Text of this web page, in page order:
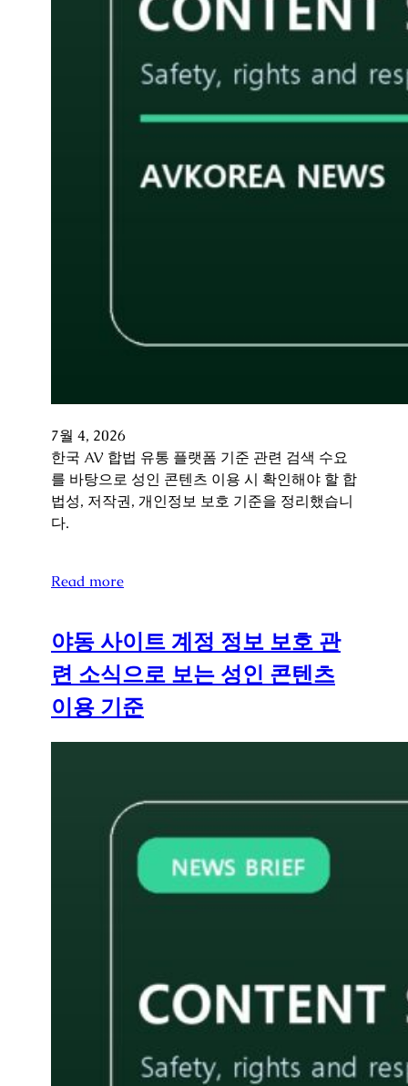
7월 4, 2026
한국 AV 합법 유통 플랫폼 기준 관련 검색 수요
를 바탕으로 성인 콘텐츠 이용 시 확인해야 할 합
법성, 저작권, 개인정보 보호 기준을 정리했습니
다.
Read more
야동 사이트 계정 정보 보호 관
련 소식으로 보는 성인 콘텐츠
이용 기준